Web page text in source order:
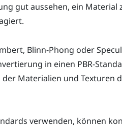
gut aussehen, ein Material
Blinn-Phong oder
in einen PBR-
Materialien und Texturen
verwenden, können